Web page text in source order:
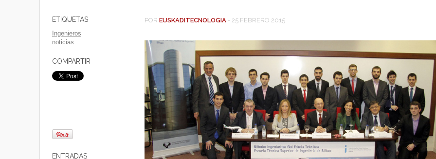
ETIQUETAS
Ingenieros
noticias
COMPARTIR
ENTRADAS
POR EUSKADITECNOLOGIA - 25 FEBRERO 2015